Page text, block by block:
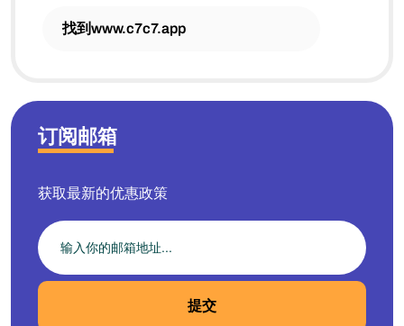
找到www.c7c7.app
订阅邮箱
获取最新的优惠政策
提交